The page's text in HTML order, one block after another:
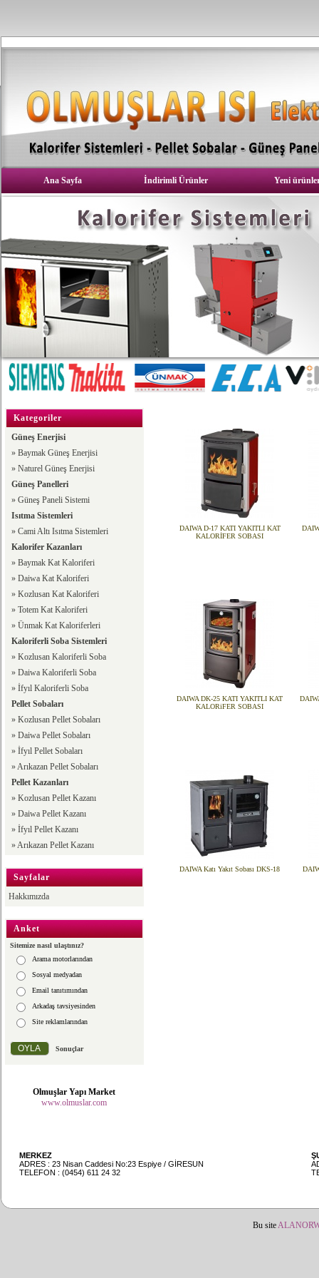
Ana Sayfa İndirimli Ürünler Yeni
Kategoriler
Güneş Enerjisi
» Baymak Güneş Enerjisi
» Naturel Güneş Enerjisi
Güneş Panelleri
» Güneş Paneli Sistemi
Isıtma Sistemleri
» Cami Altı Isıtma Sistemleri
Kalorifer Kazanları
» Baymak Kat Kaloriferi
» Daiwa Kat Kaloriferi
» Kozlusan Kat Kaloriferi
» Totem Kat Kaloriferi
» Ünmak Kat Kaloriferleri
Kaloriferli Soba Sistemleri
» Kozlusan Kaloriferli Soba
» Daiwa Kaloriferli Soba
» İfyıl Kaloriferli Soba
Pellet Sobaları
» Kozlusan Pellet Sobaları
» Daiwa Pellet Sobaları
» İfyıl Pellet Sobaları
»Arıkazan Pellet Sobaları
Pellet Kazanları
» Kozlusan Pellet Kazanı
» Daiwa Pellet Kazanı
» İfyıl Pellet Kazanı
»Arıkazan Pellet Kazanı
Sayfalar
Hakkımızda
Anket
Sitemize nasıl ulaştınız?
Arama motorlarından
Sosyal medyadan
Email tanıtımından
Arkadaş tavsiyesinden
Site reklamlarından
Sonuçlar
Olmuşlar Yapı Market
www.olmuslar.com
DAIWA D-17 KATI YAKITLI KAT
KALORİFER SOBASI
DAIWA DK-25 KATI YAKITLI KAT
KALORiFER SOBASI
DAIWA Katı Yakıt Sobası DKS-18
MERKEZ
ADRES : 23 Nisan Caddesi No:23 Espiye / GİRESUN
TELEFON : (0454) 611 24 32
Bu site